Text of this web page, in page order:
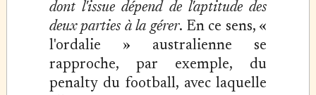
dont l'issue dépend de l'aptitude des
deux parties à la gérer. En ce sens, «
l'ordalie » australienne se
rapproche, par exemple, du
penalty du football, avec laquelle